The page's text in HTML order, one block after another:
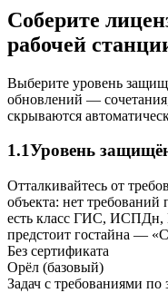
Соберите
рабочей
Выберите уровень
обновлений —
скрываются
1.1Уровень
Отталкивайтесь от
объекта: нет
есть класс ГИС,
предстоит гостайна —
Без сертификата
Орёл (базовый)
Задач с требованиями